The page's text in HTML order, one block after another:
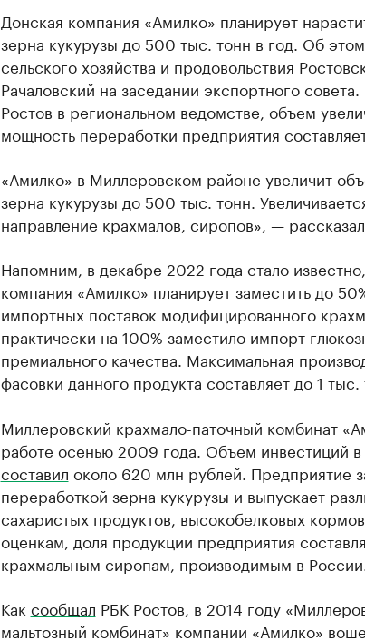
Донская компания «Амилко» планирует
зерна кукурузы до 500 тыс. тонн в год. Об
сельского хозяйства и продовольствия
Рачаловский на заседании экспортного
Ростов в региональном ведомстве, объем
мощность переработки предприятия
«Амилко» в Миллеровском районе увеличит
зерна кукурузы до 500 тыс. тонн.
направление крахмалов, сиропов», — рассказал
Напомним, в декабре 2022 года стало
компания «Амилко» планирует заместить до
импортных поставок модифицированного
практически на 100% заместило импорт
премиального качества. Максимальная
фасовки данного продукта составляет до 1 тыс.
Миллеровский крахмало-паточный комбинат
работе осенью 2009 года. Объем инвестиций в
составил около 620 млн рублей. Предприятие
переработкой зерна кукурузы и выпускает
сахаристых продуктов, высокобелковых
оценкам, доля продукции предприятия
крахмальным сиропам, производимым в России.
Как сообщал РБК Ростов, в 2014 году
мальтозный комбинат» компании «Амилко»